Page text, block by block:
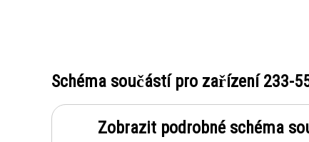
Schéma součástí pro zařízení233-
Zobrazit podrobné schéma